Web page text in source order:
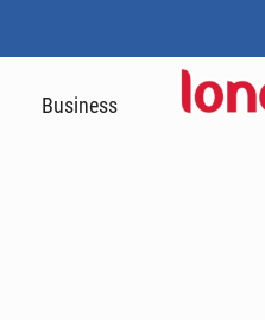
Business